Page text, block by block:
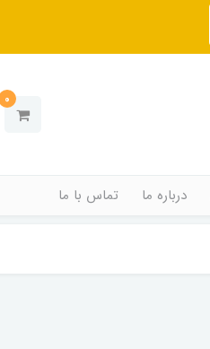
0
درباره ما تماس با ما